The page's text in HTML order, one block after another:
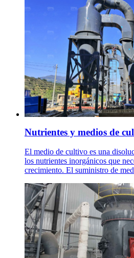
Nutrientes y medios de
El medio de cultivo es una
los nutrientes inorgánicos que
crecimiento. El suministro de